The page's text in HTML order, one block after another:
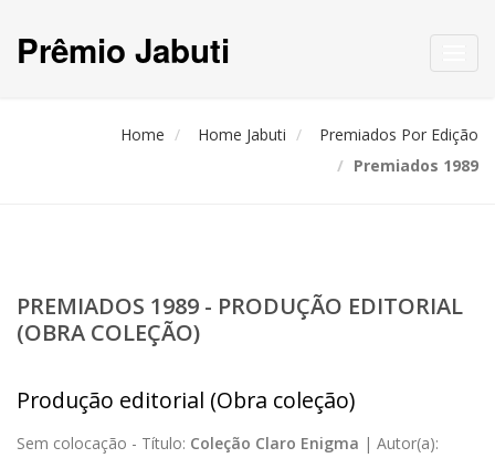
Prêmio Jabuti
Home Home Jabuti
Premiados Por Edição
Premiados 1989
PREMIADOS 1989 - PRODUÇÃO EDITORIAL
(OBRA COLEÇÃO)
Produção editorial (Obra coleção)
Sem colocação - Título: Coleção Claro Enigma | Autor(a):